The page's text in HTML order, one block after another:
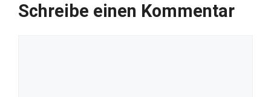
Schreibe einen Kommentar